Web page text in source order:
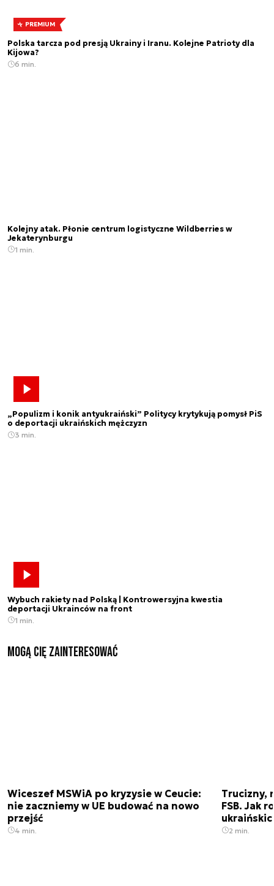
PREMIUM
Polska tarcza pod presją Ukrainy i Iranu. Kolejne Patrioty dla
Kijowa?
6 min.
Kolejny atak. Płonie centrum logistyczne Wildberries w
Jekaterynburgu
1 min.
„Populizm i konik antyukraiński” Politycy krytykują pomysł PiS
o deportacji ukraińskich mężczyzn
3 min.
Wybuch rakiety nad Polską | Kontrowersyjna kwestia
deportacji Ukrainców na front
1 min.
Mogą Cię zainteresować
Wiceszef MSWiA po kryzysie w Ceucie:
nie zaczniemy w UE budować na nowo
przejść
4 min.
Trucizny,
FSB. Jak
2 min.